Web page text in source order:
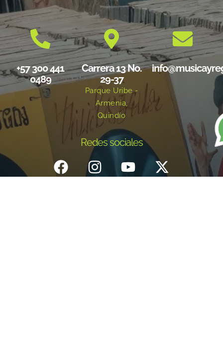
+57 300 441
0489
Carrera 13 No.
29-37
Parque Uribe -
Armenia,
Quindío
Redes sociales